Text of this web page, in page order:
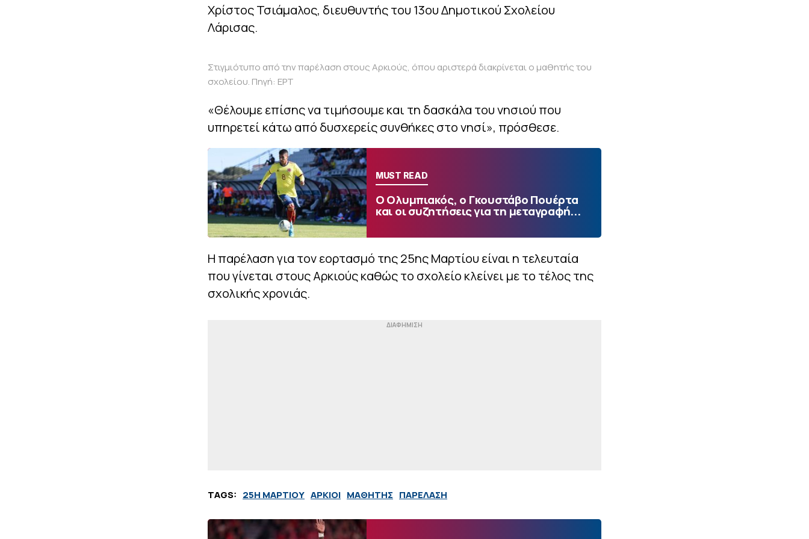
Χρίστος Τσιάμαλος, διευθυντής του 13ου Δημοτικού Σχολείου
Λάρισας.
Στιγμιότυπο από την παρέλαση στους Αρκιούς, όπου αριστερά διακρίνεται ο μαθητής του
σχολείου. Πηγή: ΕΡΤ
«Θέλουμε επίσης να τιμήσουμε και τη δασκάλα του νησιού που
υπηρετεί κάτω από δυσχερείς συνθήκες στο νησί», πρόσθεσε.
MUST READ
Ο Ολυμπιακός, ο Γκουστάβο Πουέρτα
και οι συζητήσεις για τη μεταγραφή...
Η παρέλαση για τoν εορτασμό της 25ης Μαρτίου είναι η τελευταία
που γίνεται στους Αρκιούς καθώς το σχολείο κλείνει με το τέλος της
σχολικής χρονιάς.
TAGS: 25Η ΜΑΡΤΙΟΥ ΑΡΚΙΟΙ ΜΑΘΗΤΗΣ ΠΑΡΕΛΑΣΗ